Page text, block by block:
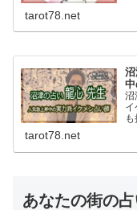
tarot78.net
沼
介
tarot78.net
あなたの街の